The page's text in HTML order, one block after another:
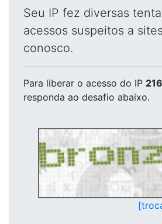
Seu IP fez diversas
acessos suspeitos a
conosco.
Para liberar o acesso do IP
responda ao desafio abaixo.